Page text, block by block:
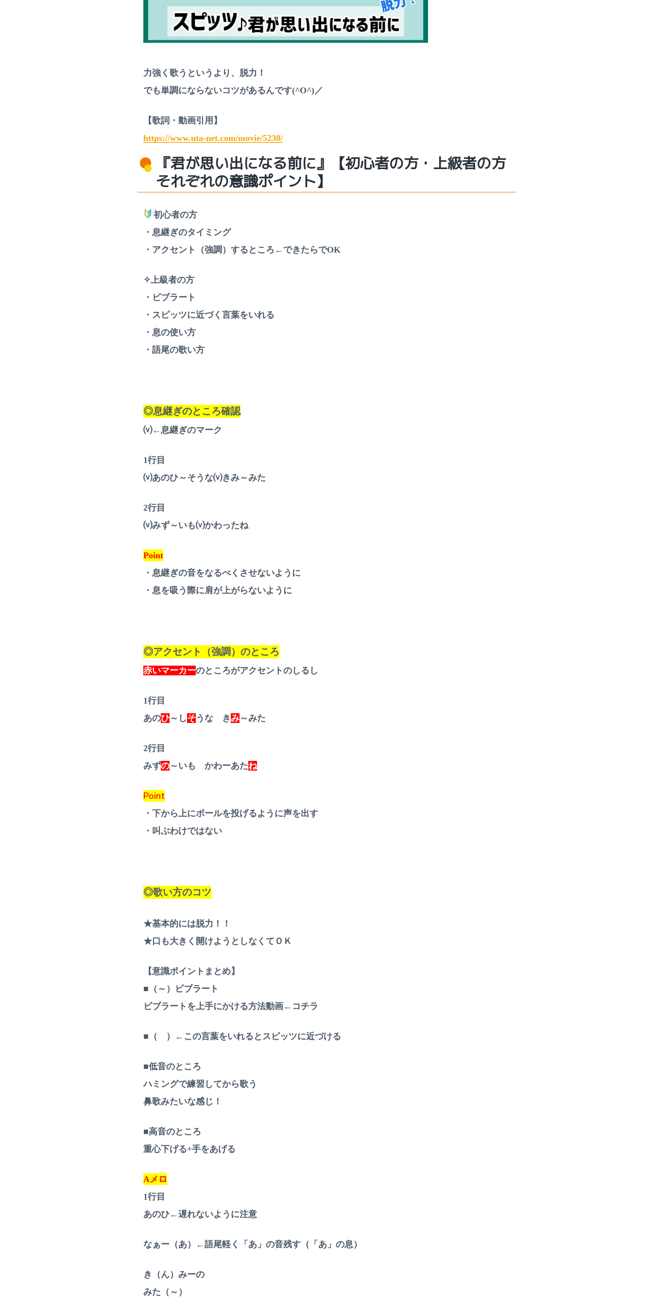
力強く歌うというより、脱力！
でも単調にならないコツがあるんです(^O^)／
【歌詞・動画引用】
https://www.uta-net.com/movie/5230/
『君が思い出になる前に』【初心者の方・上級者の方
それぞれの意識ポイント】
初心者の方
・息継ぎのタイミング
・アクセント（強調）するところ←できたらでOK
✧上級者の方
・ビブラート
・スピッツに近づく言葉をいれる
・息の使い方
・語尾の歌い方
◎息継ぎのところ確認
⒱←息継ぎのマーク
1行目
⒱あのひ～そうな⒱きみ～みた
2行目
⒱みず～いも⒱かわったね
Point
・息継ぎの音をなるべくさせないように
・息を吸う際に肩が上がらないように
◎アクセント（強調）のところ
赤いマーカーのところがアクセントのしるし
1行目
あのひ～しそ うな きみ～みた
2行目
みずの～いも かわーあたね
Point
・下から上にボールを投げるように声を出す
・叫ぶわけではない
◎歌い方のコツ
★基本的には脱力！！
★口も大きく開けようとしなくてＯＫ
【意識ポイントまとめ】
■（～）ビブラート
ビブラートを上手にかける方法動画←コチラ
■（ ）←この言葉をいれるとスピッツに近づける
■低音のところ
ハミングで練習してから歌う
鼻歌みたいな感じ！
■高音のところ
重心下げる+手をあげる
Aメロ
1行目
あのひ←遅れないように注意
なぁー（あ）←語尾軽く「あ」の音残す（「あ」の息）
き（ん）みーの
みた（～）